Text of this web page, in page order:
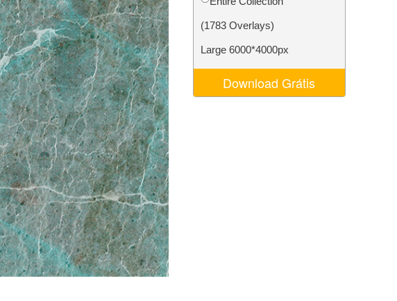
Dados de Treinamento de IA Video Editing Services
(1783 Overlays)
Large 6000*4000px
Download Grátis